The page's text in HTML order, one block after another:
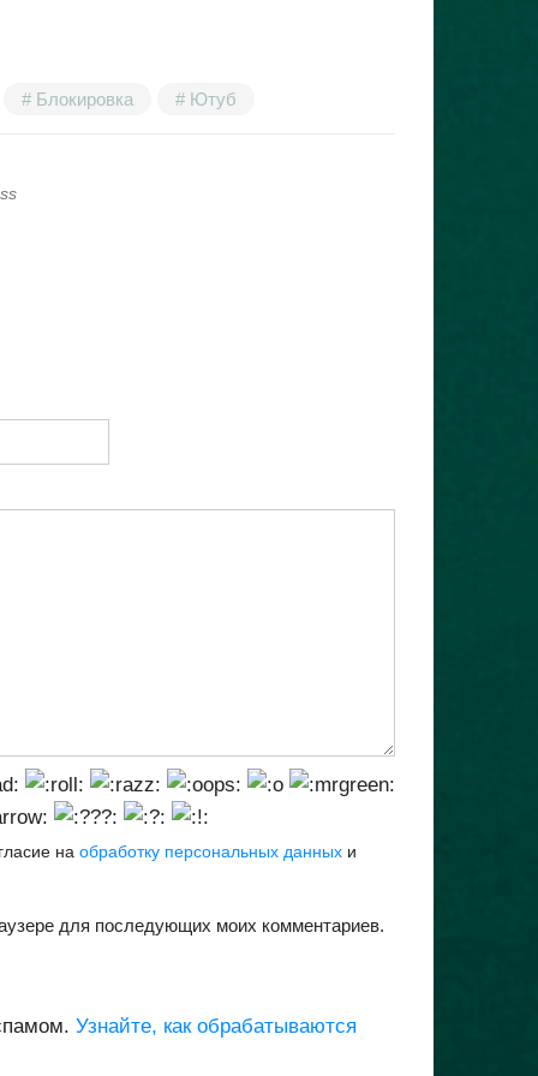
Блокировка Ютуб
на обработку персональных данных и
для последующих моих комментариев.
Узнайте, как обрабатываются